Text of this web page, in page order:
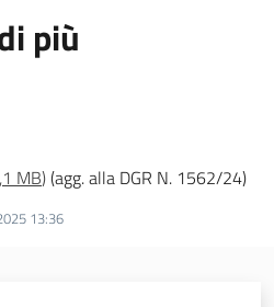
più
MB)(agg. alla DGR N. 1562/24)
13:36